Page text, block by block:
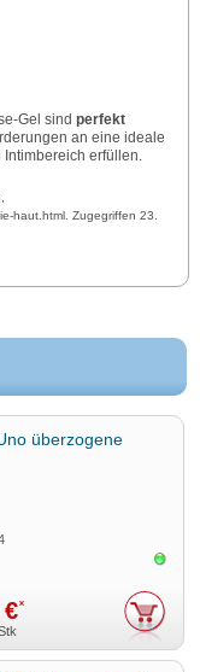
Gel sind perfekt
an eine ideale
erfüllen.
haut.html. Zugegriffen 23.
überzogene
€*